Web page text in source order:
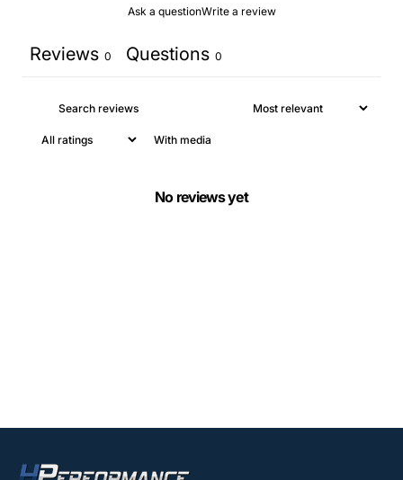
Ask a questionWrite a review
Reviews 0 Questions 0
With media
No reviews yet